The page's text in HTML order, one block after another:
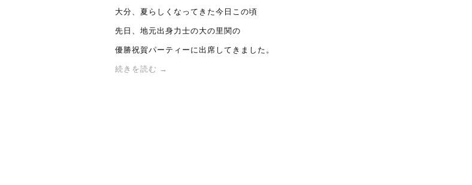
大分、夏らしくなってきた今日この頃
先日、地元出身力士の大の里関の
優勝祝賀パーティーに出席してきました。
続きを読む →